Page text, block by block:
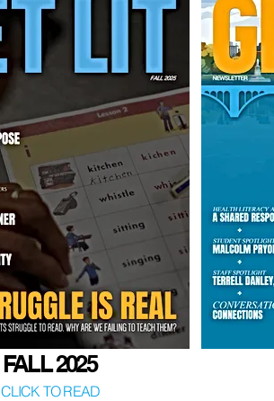
FALL 2025
CLICK TO READ